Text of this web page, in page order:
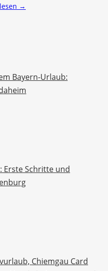
→
Bayern-Urlaub:
Erste Schritte und
Chiemgau Card